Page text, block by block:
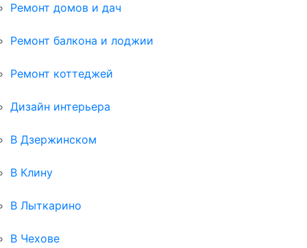
Ремонт домов и дач
Ремонт балкона и лоджии
Ремонт коттеджей
Дизайн интерьера
В Дзержинском
В Клину
В Лыткарино
В Чехове